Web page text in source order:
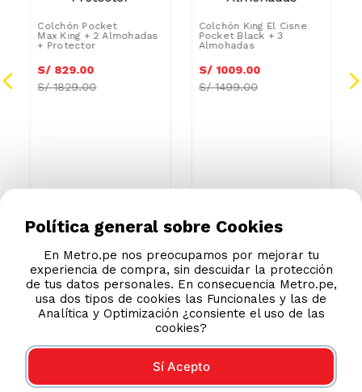
Colchón Pocket
Max King + 2 Almohadas
+ Protector
S/ 829.00
S/1829.00
Colchón King El Cisne
Pocket Black + 3
Almohadas
S/ 1009.00
S/1499.00
Política general sobre Cookies
En Metro.pe nos preocupamos por mejorar tu
experiencia de compra, sin descuidar la protección
de tus datos personales. En consecuencia Metro.pe,
usa dos tipos de cookies las Funcionales y las de
Analítica y Optimización ¿consiente el uso de las
cookies?
Sí Acepto